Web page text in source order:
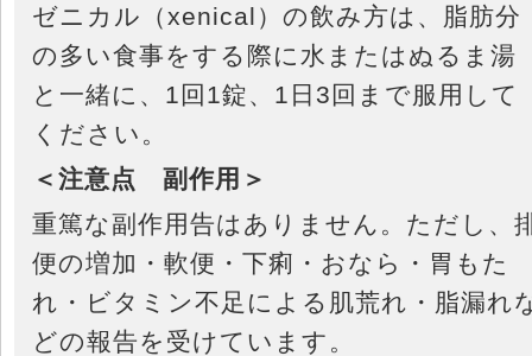
ゼニカル（xenical）の飲み方は、脂肪分
の多い食事をする際に水またはぬるま湯
と一緒に、1回1錠、1日3回まで服用して
ください。
＜注意点 副作用＞
重篤な副作用告はありません。ただし、
便の増加・軟便・下痢・おなら・胃もた
れ・ビタミン不足による肌荒れ・脂漏れ
どの報告を受けています。